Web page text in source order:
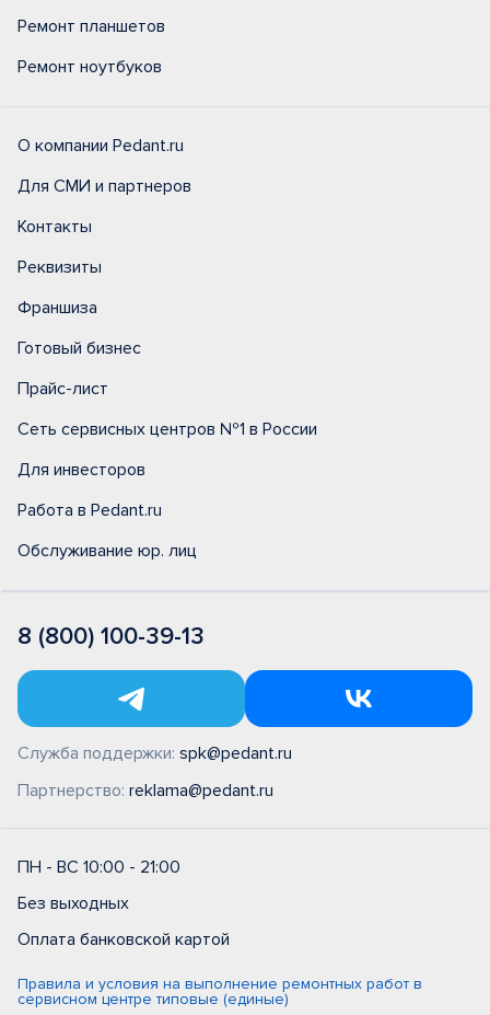
Ремонт планшетов
Ремонт ноутбуков
О компании Pedant.ru
Для СМИ и партнеров
Контакты
Реквизиты
Франшиза
Готовый бизнес
Прайс-лист
Сеть сервисных центров №1 в России
Для инвесторов
Работа в Pedant.ru
Обслуживание юр. лиц
8 (800) 100-39-13
Служба поддержки: spk@pedant.ru
Партнерство: reklama@pedant.ru
ПН - ВС 10:00 - 21:00
Без выходных
Оплата банковской картой
Правила и условия на выполнение ремонтных работ в
сервисном центре типовые (единые)